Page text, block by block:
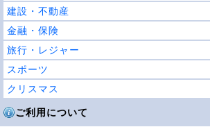
建設・不動産
金融・保険
旅行・レジャー
スポーツ
クリスマス
ご利用について